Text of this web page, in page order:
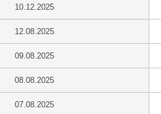
10.12.2025
12.08.2025
09.08.2025
08.08.2025
07.08.2025